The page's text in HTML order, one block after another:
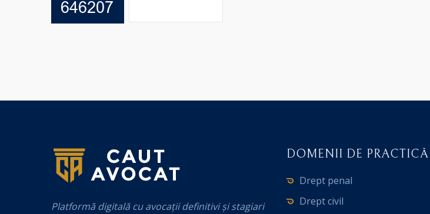
Platformă digitală cu avocații definitivi și stagiari
DOMENII DE PRACTICĂ
Drept penal
Drept civil